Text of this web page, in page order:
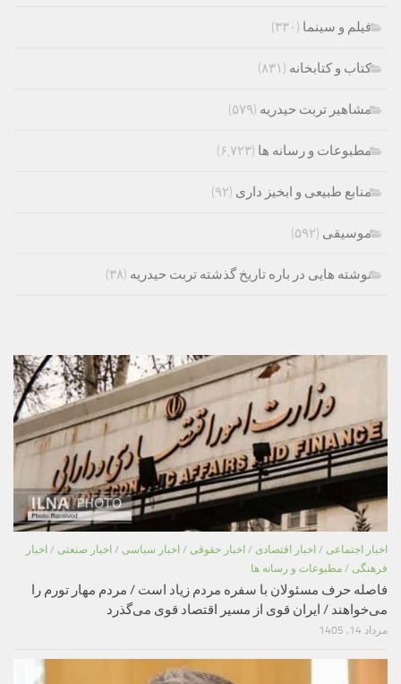
فیلم و سینما (۳۳۰)
کتاب و کتابخانه (۸۳۱)
مشاهیر تربت حیدریه (۵۷۹)
مطبوعات و رسانه ها (۶,۷۲۳)
منابع طبیعی و ابخیز داری (۹۲)
موسیقی (۵۹۲)
نوشته هایی در باره تاریخ گذشته تربت حیدریه (۳۸)
اخبار اجتماعی / اخبار اقتصادی / اخبار حقوقی / اخبار سیاسی / اخبار صنعتی / اخبار
فرهنگی / مطبوعات و رسانه ها
فاصله حرف مسئولان با سفره مردم زیاد است / مردم مهار تورم را
می‌خواهند / ایران قوی از مسیر اقتصاد قوی می‌گذرد
مرداد 14, 1405